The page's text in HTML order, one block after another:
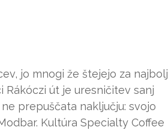
jo mnogi že štejejo za najbolj
Rákóczi út je uresničitev sanj
prepuščata naključju: svojo
Kultúra Specialty Coffee